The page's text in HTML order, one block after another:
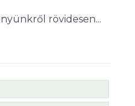
rövidesen...